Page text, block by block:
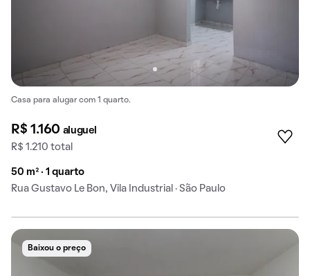
Casa para alugar com 1 quarto.
R$ 1.160 aluguel
R$ 1.210 total
50 m² · 1 quarto
Rua Gustavo Le Bon, Vila Industrial · São Paulo
Baixou o preço